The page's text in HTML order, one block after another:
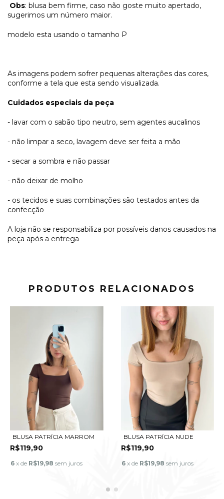
Obs: blusa bem firme, caso não goste muito apertado,
sugerimos um número maior.
modelo esta usando o tamanho P
As imagens podem sofrer pequenas alterações das cores,
conforme a tela que esta sendo visualizada.
Cuidados especiais da peça
- lavar com o sabão tipo neutro, sem agentes aucalinos
- não limpar a seco, lavagem deve ser feita a mão
- secar a sombra e não passar
- não deixar de molho
- os tecidos e suas combinações são testados antes da
confecção
A loja não se responsabiliza por possíveis danos causados na
peça após a entrega
PRODUTOS RELACIONADOS
BLUSA PATRÍCIA MARROM
R$119,90
6 x de R$19,98 sem juros
BLUSA PATRÍCIA NUDE
R$119,90
6 x de R$19,98 sem juros